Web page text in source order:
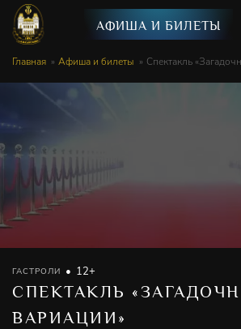
АФИША И БИЛЕТЫ
Главная Афиша и билеты Спектакль
ГАСТРОЛИ 12+
СПЕКТАКЛЬ
ВАРИАЦИИ»